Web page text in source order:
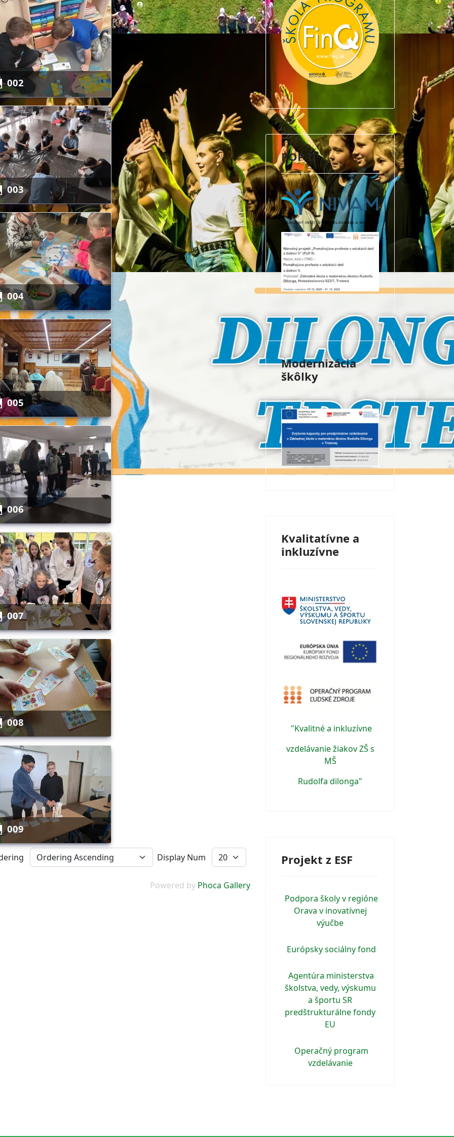
AKTIVITY
002
003
004
005
006
007
008
009
Display Num
Powered by Phoca Gallery
POP II
Modernizácia
škôlky
Kvalitatívne a
inkluzívne
"Kvalitné a inkluzívne
vzdelávanie žiakov ZŠ s
MŠ
Rudolfa dilonga"
Projekt z ESF
Podpora školy v regióne
Orava v inovatívnej
výučbe
Európsky sociálny fond
Agentúra ministerstva
školstva, vedy, výskumu
a športu SR
predštrukturálne fondy
EU
Operačný program
vzdelávanie